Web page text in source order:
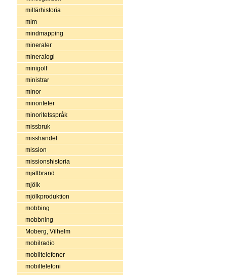
miltärhistoria
mim
mindmapping
mineraler
mineralogi
minigolf
ministrar
minor
minoriteter
minoritetsspråk
missbruk
misshandel
mission
missionshistoria
mjältbrand
mjölk
mjölkproduktion
mobbing
mobbning
Moberg, Vilhelm
mobilradio
mobiltelefoner
mobiltelefoni